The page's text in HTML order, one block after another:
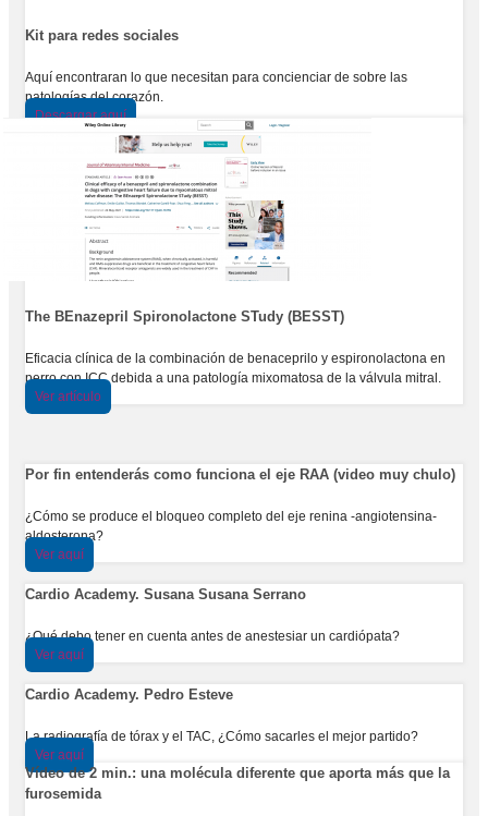
Kit para redes sociales
Aquí encontraran lo que necesitan para concienciar de sobre las
patologías del corazón.
Descargar aquí
The BEnazepril Spironolactone STudy (BESST)
Eficacia clínica de la combinación de benaceprilo y espironolactona en
perro con ICC debida a una patología mixomatosa de la válvula mitral.
Ver artículo
Por fin entenderás como funciona el eje RAA (video muy chulo)
¿Cómo se produce el bloqueo completo del eje renina -angiotensina-
aldosterona?
Ver aquí
Cardio Academy. Susana Susana Serrano
¿Qué debo tener en cuenta antes de anestesiar un cardiópata?
Ver aquí
Cardio Academy. Pedro Esteve
La radiografía de tórax y el TAC, ¿Cómo sacarles el mejor partido?
Ver aquí
Vídeo de 2 min.: una molécula diferente que aporta más que la
furosemida